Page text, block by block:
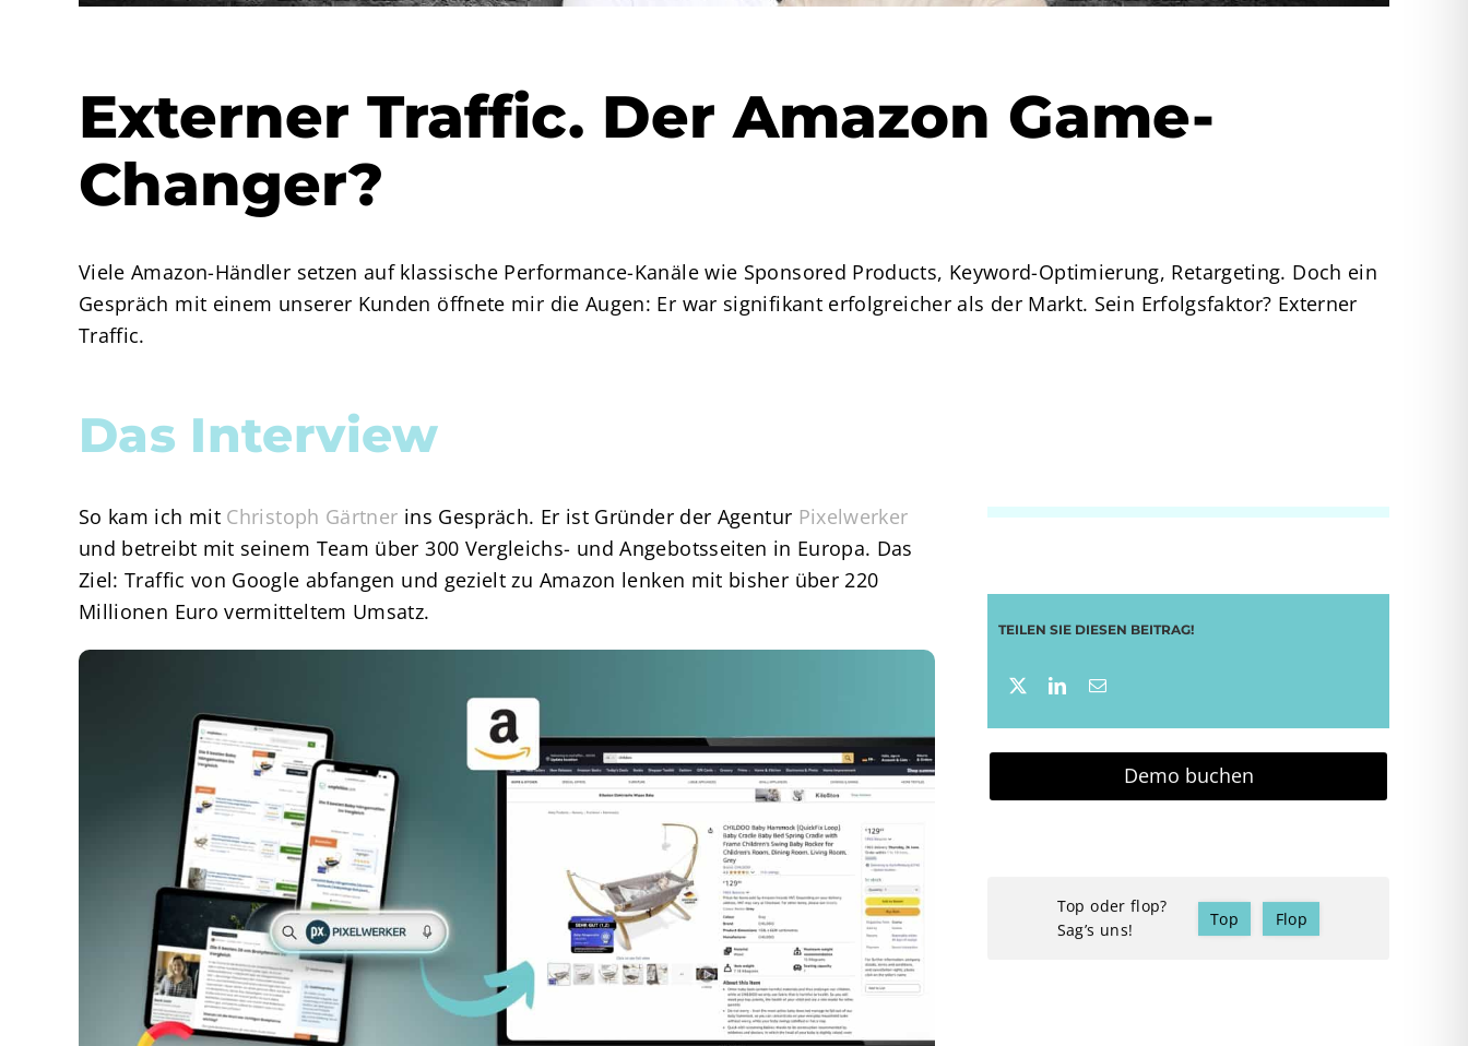
Externer Traffic. Der Amazon Game-
Changer?
Viele Amazon-Händler setzen auf klassische Performance-Kanäle wie Sponsored Products, Keyword-Optimierung, Retargeting. Doch ein
Gespräch mit einem unserer Kunden öffnete mir die Augen: Er war signifikant erfolgreicher als der Markt. Sein Erfolgsfaktor? Externer
Traffic.
Das Interview
So kam ich mit Christoph Gärtner ins Gespräch. Er ist Gründer der Agentur Pixelwerker
und betreibt mit seinem Team über 300 Vergleichs- und Angebotsseiten in Europa. Das
Ziel: Traffic von Google abfangen und gezielt zu Amazon lenken mit bisher über 220
Millionen Euro vermitteltem Umsatz.
TEILEN SIE DIESEN BEITRAG!
Demo buchen
Top oder flop?
Sag’s uns!
Top Flop